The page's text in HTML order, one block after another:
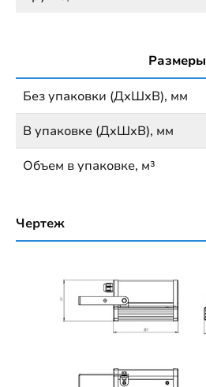
Размеры
Без упаковки (ДхШхВ), мм
В упаковке (ДхШхВ), мм
Объем в упаковке, м³
Чертеж